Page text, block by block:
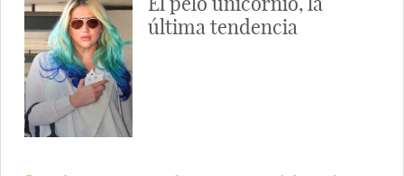
última tendencia